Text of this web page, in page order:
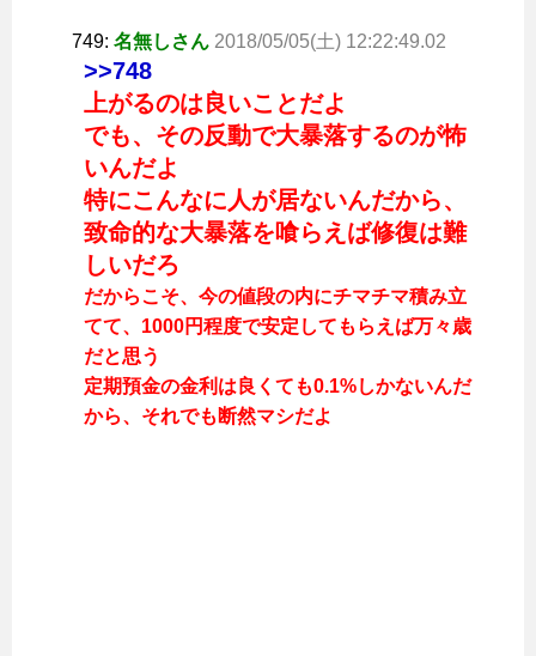
749: 名無しさん 2018/05/05(土) 12:22:49.02
>>748
上がるのは良いことだよ
でも、その反動で大暴落するのが怖
いんだよ
特にこんなに人が居ないんだから、
致命的な大暴落を喰らえば修復は難
しいだろ
だからこそ、今の値段の内にチマチマ積み立
てて、1000円程度で安定してもらえば万々歳
だと思う
定期預金の金利は良くても0.1%しかないんだ
から、それでも断然マシだよ